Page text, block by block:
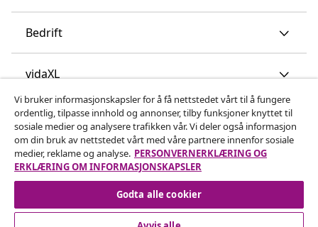
Bedrift
vidaXL
Oppdag mer
Vi bruker informasjonskapsler for å få nettstedet vårt til å fungere
ordentlig, tilpasse innhold og annonser, tilby funksjoner knyttet til
sosiale medier og analysere trafikken vår. Vi deler også informasjon
om din bruk av nettstedet vårt med våre partnere innenfor sosiale
medier, reklame og analyse. PERSONVERNERKLÆRING OG
ERKLÆRING OM INFORMASJONSKAPSLER
Godta alle cookier